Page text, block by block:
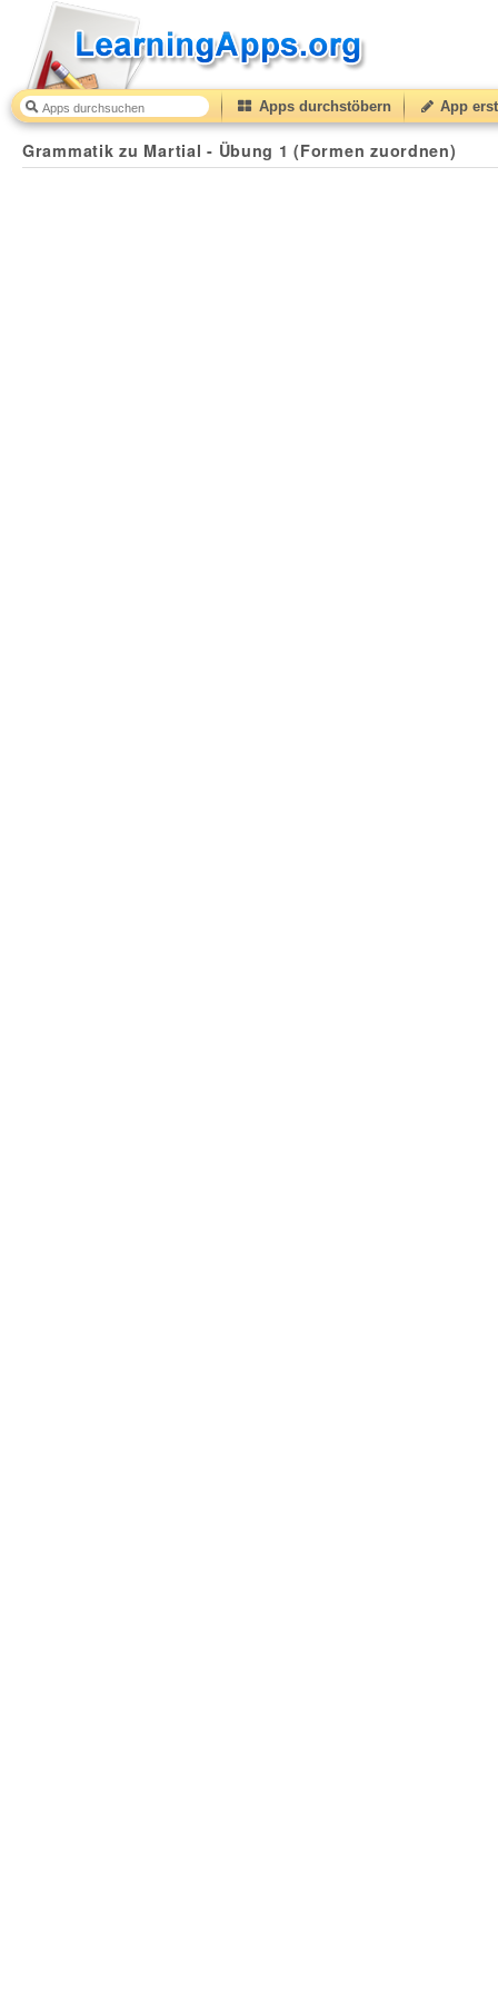
Apps durchstöbern App
Grammatik zu Martial - Übung 1 (Formen zuordnen)
Grammatik zu Martial - Übung 1 (Formen zuordnen)